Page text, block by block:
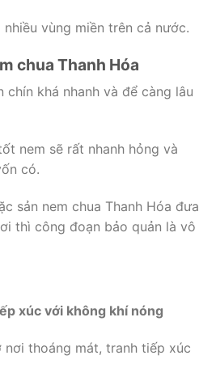
vùng miền trên cả nước.
chua Thanh Hóa
chín khá nhanh và để càng lâu
nem sẽ rất nhanh hỏng và
có.
sản nem chua Thanh Hóa đưa
thì công đoạn bảo quản là vô
xúc với không khí nóng
nơi thoáng mát, tranh tiếp xúc